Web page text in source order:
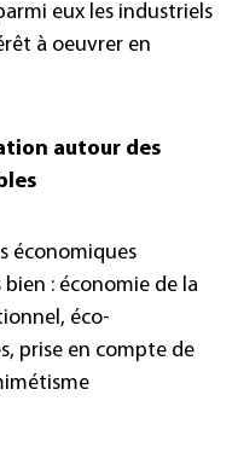
eux les industriels
à oeuvrer en
autour des
économiques
: économie de la
éco-
prise en compte de